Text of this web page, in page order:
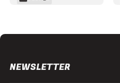
NEWSLETTER